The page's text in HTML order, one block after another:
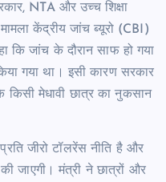
NTA और उच्च शिक्षा
केंद्रीय जांच ब्यूरो (CBI)
कि जांच के दौरान साफ हो गया
गया था। इसी कारण सरकार
किसी मेधावी छात्र का नुकसान
जीरो टॉलरेंस नीति है और
की जाएगी। मंत्री ने छात्रों और